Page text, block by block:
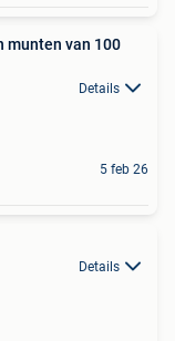
munten van 100
Details
5 feb 26
Details